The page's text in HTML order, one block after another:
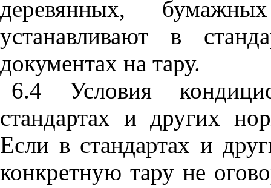
деревянных,
устанавливают в
документах на тару.
6.4 Условия
стандартах и других
Если в стандартах и
конкретную тару не